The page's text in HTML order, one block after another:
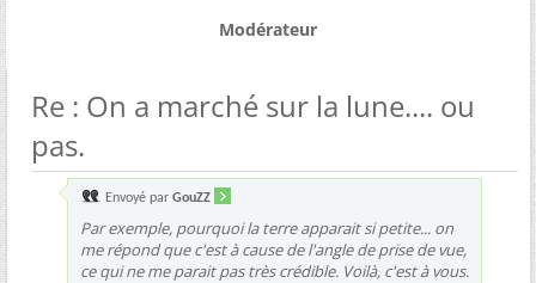
Modérateur
Re : On a marché sur la lune.... ou
pas.
Envoyé par GouZZ
Par exemple, pourquoi la terre apparait si petite... on
me répond que c'est à cause de l'angle de prise de vue,
ce qui ne me parait pas très crédible. Voilà, c'est à vous.